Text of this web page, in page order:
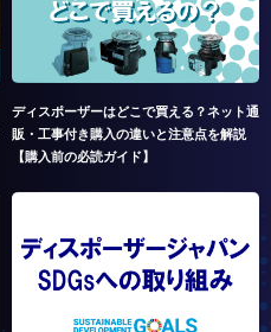
ディスポーザーはどこで買える？ネット通
販・工事付き購入の違いと注意点を解説
【購入前の必読ガイド】